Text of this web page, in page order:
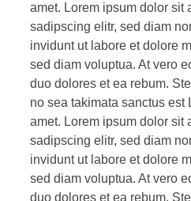
amet. Lorem ipsum dolor sit
sadipscing elitr, sed diam
invidunt ut labore et dolore
sed diam voluptua. At vero
duo dolores et ea rebum.
no sea takimata sanctus est
amet. Lorem ipsum dolor sit
sadipscing elitr, sed diam
invidunt ut labore et dolore
sed diam voluptua. At vero
duo dolores et ea rebum.